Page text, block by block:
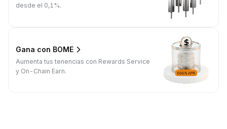
desde el 0,1%.
Gana con BOME
Aumenta tus tenencias con Rewards Service
y On-Chain Earn.